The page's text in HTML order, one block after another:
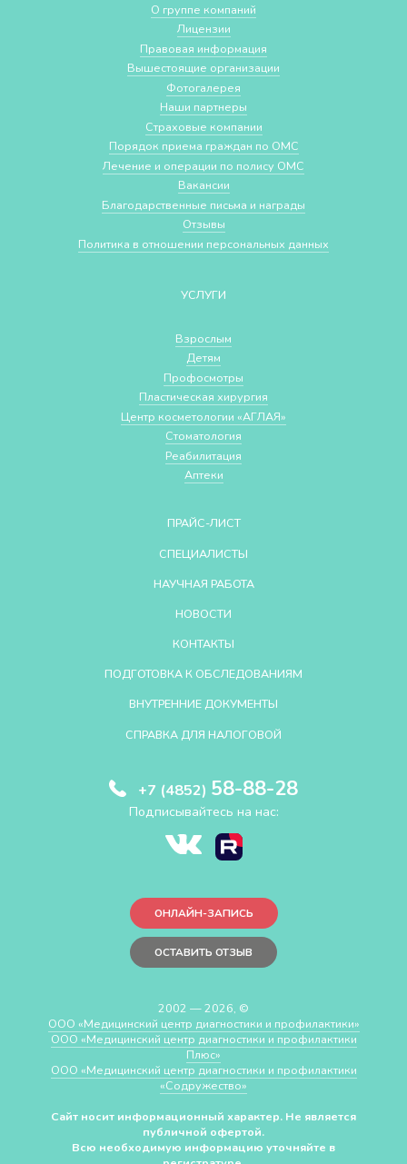
О группе компаний
Лицензии
Правовая информация
Вышестоящие организации
Фотогалерея
Наши партнеры
Страховые компании
Порядок приема граждан по ОМС
Лечение и операции по полису ОМС
Вакансии
Благодарственные письма и награды
Отзывы
Политика в отношении персональных данных
УСЛУГИ
Взрослым
Детям
Профосмотры
Пластическая хирургия
Центр косметологии «АГЛАЯ»
Стоматология
Реабилитация
Аптеки
ПРАЙС-ЛИСТ
СПЕЦИАЛИСТЫ
НАУЧНАЯ РАБОТА
НОВОСТИ
КОНТАКТЫ
ПОДГОТОВКА К ОБСЛЕДОВАНИЯМ
ВНУТРЕННИЕ ДОКУМЕНТЫ
СПРАВКА ДЛЯ НАЛОГОВОЙ
+7 (4852) 58-88-28
Подписывайтесь на нас:
ОНЛАЙН-ЗАПИСЬ
ОСТАВИТЬ ОТЗЫВ
2002 — 2026, ©
ООО «Медицинский центр диагностики и профилактики»
ООО «Медицинский центр диагностики и профилактики
Плюс»
ООО «Медицинский центр диагностики и профилактики
«Cодружество»
Сайт носит информационный характер. Не является
публичной офертой.
Всю необходимую информацию уточняйте в